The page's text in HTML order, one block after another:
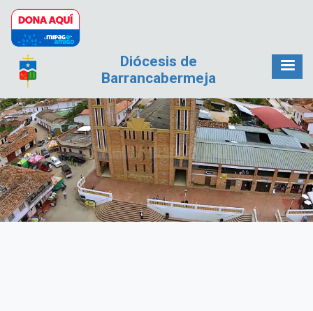
Pasar al contenido principal
Diócesis de
Barrancabermeja